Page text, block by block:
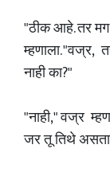
"ठीक आहे. तर
म्हणाला. "वज्र,
नाही का?"
"नाही," वज्र
जर तू तिथे